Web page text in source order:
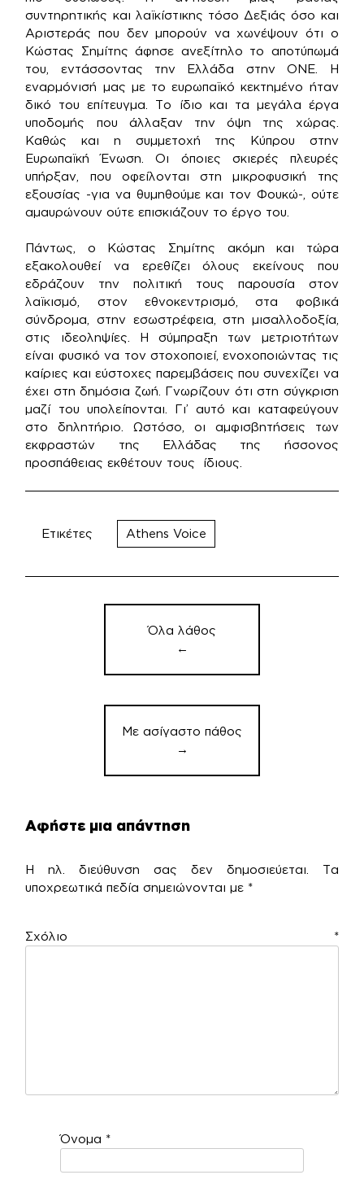
συντηρητικής και λαϊκίστικης τόσο Δεξιάς όσο και
Αριστεράς που δεν μπορούν να χωνέψουν ότι ο
Κώστας Σημίτης άφησε ανεξίτηλο το αποτύπωμά
του, εντάσσοντας την Ελλάδα στην ΟΝΕ. Η
εναρμόνισή μας με το ευρωπαϊκό κεκτημένο ήταν
δικό του επίτευγμα. Το ίδιο και τα μεγάλα έργα
υποδομής που άλλαξαν την όψη της χώρας.
Καθώς και η συμμετοχή της Κύπρου στην
Ευρωπαϊκή Ένωση. Οι όποιες σκιερές πλευρές
υπήρξαν, που οφείλονται στη μικροφυσική της
εξουσίας -για να θυμηθούμε και τον Φουκώ-, ούτε
αμαυρώνουν ούτε επισκιάζουν το έργο του.
Πάντως, ο Κώστας Σημίτης ακόμη και τώρα
εξακολουθεί να ερεθίζει όλους εκείνους που
εδράζουν την πολιτική τους παρουσία στον
λαϊκισμό, στον εθνοκεντρισμό, στα φοβικά
σύνδρομα, στην εσωστρέφεια, στη μισαλλοδοξία,
στις ιδεοληψίες. Η σύμπραξη των μετριοτήτων
είναι φυσικό να τον στοχοποιεί, ενοχοποιώντας τις
καίριες και εύστοχες παρεμβάσεις που συνεχίζει να
έχει στη δημόσια ζωή. Γνωρίζουν ότι στη σύγκριση
μαζί του υπολείπονται. Γι’ αυτό και καταφεύγουν
στο δηλητήριο. Ωστόσο, οι αμφισβητήσεις των
εκφραστών της Ελλάδας της ήσσονος
προσπάθειας εκθέτουν τους ίδιους.
Ετικέτες Athens Voice
Πλοήγηση
άρθρωνΌλα λάθος
←
Με ασίγαστο πάθος
→
Αφήστε μια απάντηση
Η ηλ. διεύθυνση σας δεν δημοσιεύεται.
Τα
υποχρεωτικά πεδία σημειώνονται με *
Σχόλιο *
Όνομα *